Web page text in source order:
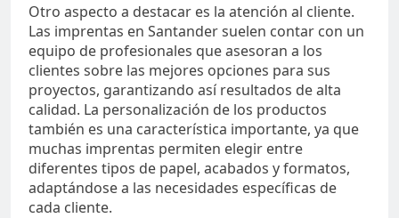
Otro aspecto a destacar es la atención al cliente.
Las imprentas en Santander suelen contar con un
equipo de profesionales que asesoran a los
clientes sobre las mejores opciones para sus
proyectos, garantizando así resultados de alta
calidad. La personalización de los productos
también es una característica importante, ya que
muchas imprentas permiten elegir entre
diferentes tipos de papel, acabados y formatos,
adaptándose a las necesidades específicas de
cada cliente.